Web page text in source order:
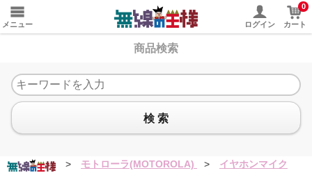
メニュー ログイン
0
カート
商品検索
検 索
> モトローラ(MOTOROLA) >
イヤホンマイク